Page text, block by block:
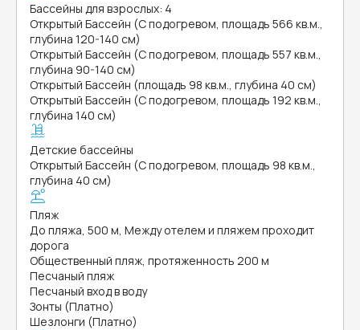
Бассейны для взрослых: 4
Открытый Бассейн (С подогревом, площадь 566 кв.м.,
глубина 120-140 см)
Открытый Бассейн (С подогревом, площадь 557 кв.м.,
глубина 90-140 см)
Открытый Бассейн (площадь 98 кв.м., глубина 40 см)
Открытый Бассейн (С подогревом, площадь 192 кв.м.,
глубина 140 см)
Детские бассейны
Открытый Бассейн (С подогревом, площадь 98 кв.м.,
глубина 40 см)
Пляж
До пляжа, 500 м, Между отелем и пляжем проходит
дорога
Общественный пляж, протяженность 200 м
Песчаный пляж
Песчаный вход в воду
Зонты (Платно)
Шезлонги (Платно)